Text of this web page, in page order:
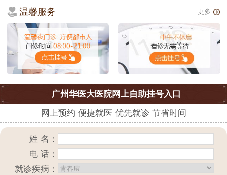
温馨服务 更多
广州华医大医院网上自助挂号入口
网上预约 便捷就医 优先就诊 节省时间
姓 名：
电 话：
就诊疾病：